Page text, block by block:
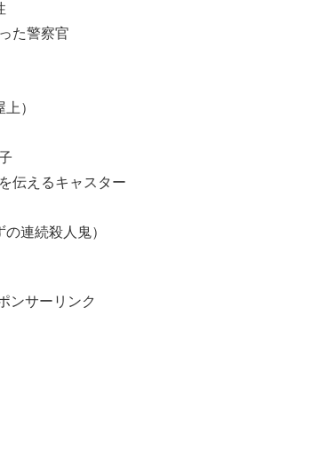
た警察官
）
伝えるキャスター
連続殺人鬼）
ンサーリンク